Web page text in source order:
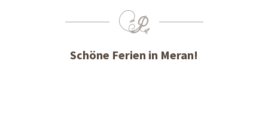
Schöne Ferien in Meran!